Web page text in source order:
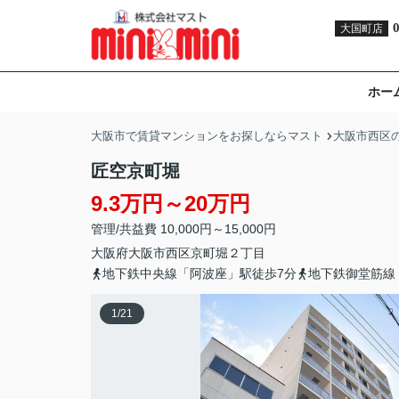
大国町店
ホー
大阪市で賃貸マンションをお探しならマスト 大阪市西区
匠空京町堀
9.3万円～20万円
管理/共益費 10,000円～15,000円
大阪府大阪市西区京町堀 ２丁目
地下鉄中央線「阿波座」駅徒歩7分
地下鉄御堂筋
1/21